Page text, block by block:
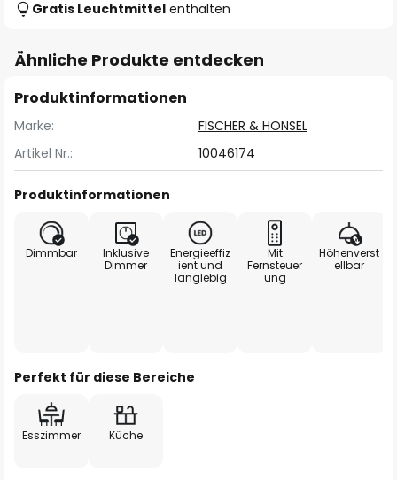
Gratis Leuchtmittel enthalten
Ähnliche Produkte entdecken
Produktinformationen
Marke:
FISCHER & HONSEL
Artikel Nr.:
10046174
Produktinformationen
Dimmbar
Inklusive
Dimmer
Energieeffiz
ient und
langlebig
Mit
Fernsteuer
ung
Höhenverst
ellbar
Perfekt für diese Bereiche
Esszimmer Küche